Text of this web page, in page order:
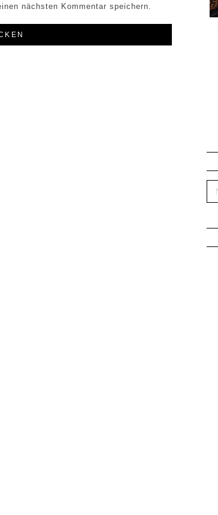
nächsten Kommentar speichern.